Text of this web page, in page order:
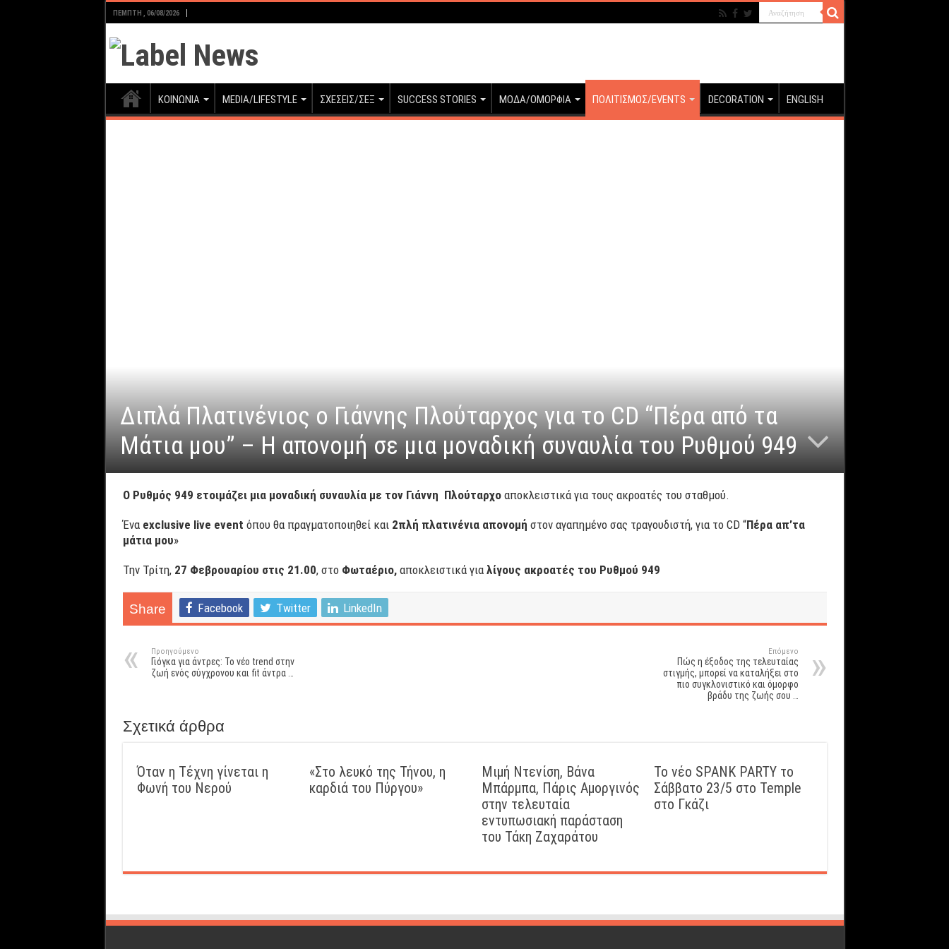
ΠΈΜΠΤΗ , 06/08/2026
ΚΟΙΝΩΝΙΑ MEDIA/LIFESTYLE ΣΧΕΣΕΙΣ/ΣΕΞ SUCCESS STORIES ΜΟΔΑ/ΟΜΟΡΦΙΑ ΠΟΛΙΤΙΣΜΟΣ/EVENTS DECORATION ENGLISH
Διπλά Πλατινένιος ο Γιάννης Πλούταρχος για το CD “Πέρα από τα
Μάτια μου” – Η απονομή σε μια μοναδική συναυλία του Ρυθμού 949
Ο Ρυθμός 949 ετοιμάζει μια μοναδική συναυλία με τον Γιάννη Πλούταρχο αποκλειστικά για τους ακροατές του σταθμού.
Ένα exclusive live event όπου θα πραγματοποιηθεί και 2πλή πλατινένια απονομή στον αγαπημένο σας τραγουδιστή, για το CD “Πέρα απ’τα
μάτια μου»
Την Τρίτη, 27 Φεβρουαρίου στις 21.00, στο Φωταέριο,αποκλειστικά για λίγους ακροατές του Ρυθμού 949
Share Facebook Twitter LinkedIn
Προηγούμενο
Γιόγκα για άντρες: Το νέο trend στην
ζωή ενός σύγχρονου και fit άντρα …
Επόμενο
Πώς η έξοδος της τελευταίας
στιγμής, μπορεί να καταλήξει στο
πιο συγκλονιστικό και όμορφο
βράδυ της ζωής σου …
Σχετικά άρθρα
Όταν η Τέχνη γίνεται η
Φωνή του Νερού
«Στο λευκό της Τήνου, η
καρδιά του Πύργου»
Μιμή Ντενίση, Βάνα
Μπάρμπα, Πάρις Αμοργινός
στην τελευταία
εντυπωσιακή παράσταση
του Τάκη Ζαχαράτου
Το νέο SPANK PARTY το
Σάββατο 23/5 στο Temple
στο Γκάζι